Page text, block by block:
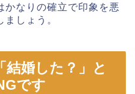
かなりの確立で印象を悪
しょう。
結婚した？」と
です